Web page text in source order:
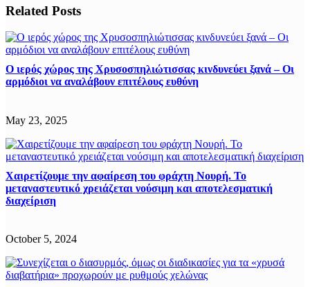
Related Posts
Ο ιερός χώρος της Χρυσοσπηλιώτισσας κινδυνεύει ξανά – Οι
αρμόδιοι να αναλάβουν επιτέλους ευθύνη
May 23, 2025
Χαιρετίζουμε την αφαίρεση του φράχτη Νουρή. Το
μεταναστευτικό χρειάζεται νούσιμη και αποτελεσματική
διαχείριση
October 5, 2024